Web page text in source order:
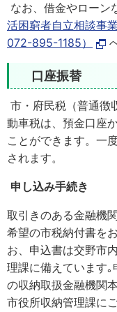
なお、借金やローン
活困窮者自立相談事
072-895-1185）
口座振替
市・府民税（普通徴
動車税は、預金口座
ことができます。一
されます。
申し込み手続き
取引きのある金融機
希望の市税納付書を
お、申込書は交野市
理課に備えています
の収納取扱金融機関
市役所収納管理課に